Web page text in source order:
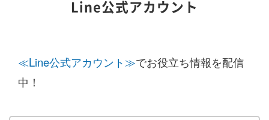
Line公式アカウント
≪Line公式アカウント≫でお役立ち情報を配信
中！